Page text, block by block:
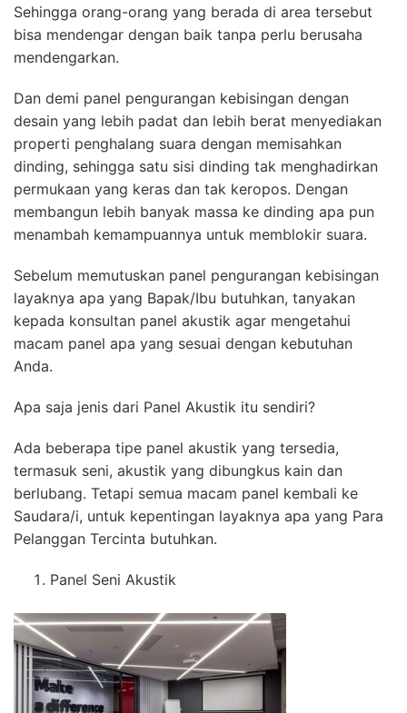
Sehingga orang-orang yang berada di area tersebut
bisa mendengar dengan baik tanpa perlu berusaha
mendengarkan.
Dan demi panel pengurangan kebisingan dengan
desain yang lebih padat dan lebih berat menyediakan
properti penghalang suara dengan memisahkan
dinding, sehingga satu sisi dinding tak menghadirkan
permukaan yang keras dan tak keropos. Dengan
membangun lebih banyak massa ke dinding apa pun
menambah kemampuannya untuk memblokir suara.
Sebelum memutuskan panel pengurangan kebisingan
layaknya apa yang Bapak/Ibu butuhkan, tanyakan
kepada konsultan panel akustik agar mengetahui
macam panel apa yang sesuai dengan kebutuhan
Anda.
Apa saja jenis dari Panel Akustik itu sendiri?
Ada beberapa tipe panel akustik yang tersedia,
termasuk seni, akustik yang dibungkus kain dan
berlubang. Tetapi semua macam panel kembali ke
Saudara/i, untuk kepentingan layaknya apa yang Para
Pelanggan Tercinta butuhkan.
Panel Seni Akustik